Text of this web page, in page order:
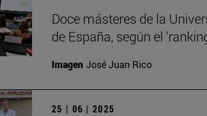
Doce másteres de la
de España, según el
Imagen José Juan Rico
25 | 06 | 2025